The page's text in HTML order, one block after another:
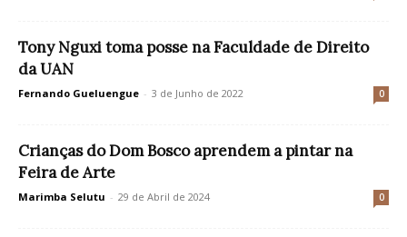
Tony Nguxi toma posse na Faculdade de Direito
da UAN
Fernando Gueluengue - 3 de Junho de 2022 0
Crianças do Dom Bosco aprendem a pintar na
Feira de Arte
Marimba Selutu - 29 de Abril de 2024 0